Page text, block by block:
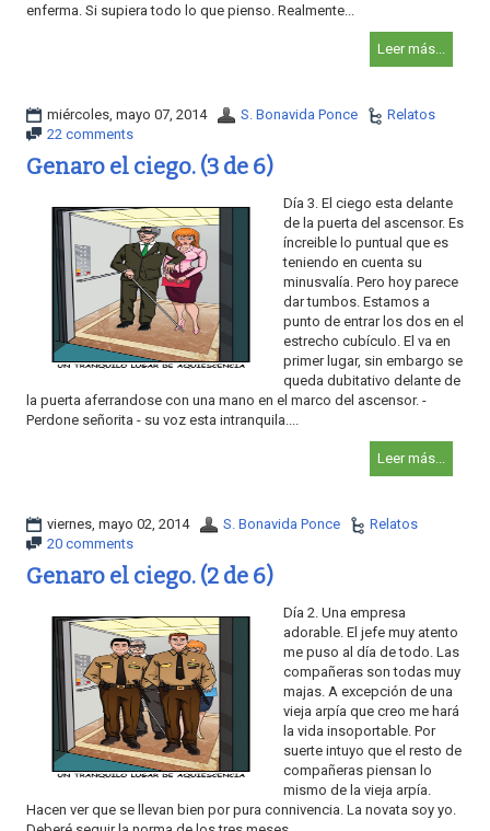
enferma. Si supiera todo lo que pienso. Realmente...
Leer más...
miércoles, mayo 07, 2014 S. Bonavida Ponce
Relatos
22 comments
Genaro el ciego. (3 de 6)
Día 3. El ciego esta delante
de la puerta del ascensor. Es
íncreible lo puntual que es
teniendo en cuenta su
minusvalía. Pero hoy parece
dar tumbos. Estamos a
punto de entrar los dos en el
estrecho cubículo. El va en
primer lugar, sin embargo se
queda dubitativo delante de
la puerta aferrandose con una mano en el marco del ascensor. -
Perdone señorita - su voz esta intranquila....
Leer más...
viernes, mayo 02, 2014 S. Bonavida Ponce
Relatos
20 comments
Genaro el ciego. (2 de 6)
Día 2. Una empresa
adorable. El jefe muy atento
me puso al día de todo. Las
compañeras son todas muy
majas. A excepción de una
vieja arpía que creo me hará
la vida insoportable. Por
suerte intuyo que el resto de
compañeras piensan lo
mismo de la vieja arpía.
Hacen ver que se llevan bien por pura connivencia. La novata soy yo.